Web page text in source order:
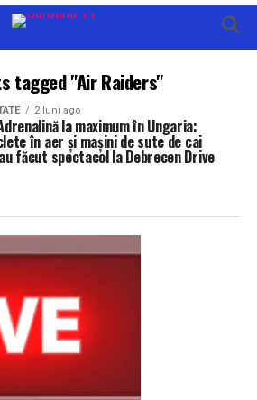
tagged "Air Raiders"
2 luni ago
la maximum în Ungaria:
în aer și mașini de sute de cai
făcut spectacol la Debrecen Drive